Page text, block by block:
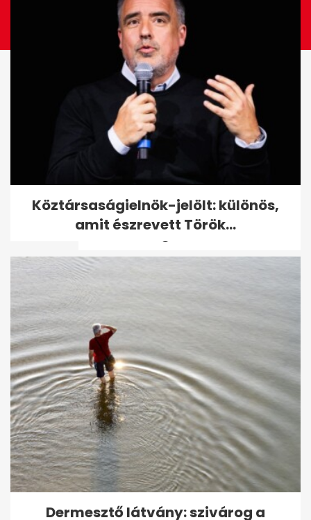
Budapest erős a plasztikai
turizmusban: 30–70%
árkülönbség...
55 éves lett Csőre Gábor: a
szinkronszínész hangját
mindenki...
Köztársaságielnök-jelölt: különös,
amit észrevett Török...
Dermesztő látvány: szivárog a